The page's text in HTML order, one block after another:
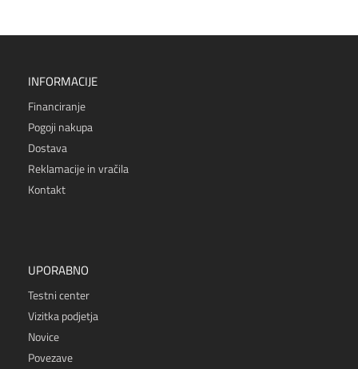
INFORMACIJE
Financiranje
Pogoji nakupa
Dostava
Reklamacije in vračila
Kontakt
UPORABNO
Testni center
Vizitka podjetja
Novice
Povezave